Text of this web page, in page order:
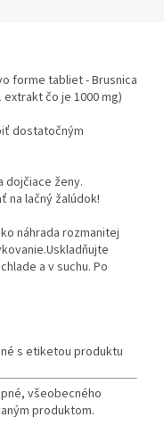
forme tabliet - Brusnica
čo je 1000 mg)
dostatočným
dojčiace ženy.
na lačný žalúdok!
náhrada rozmanitej
a v suchu. Po
s etiketou produktu
všeobecného
produktom.